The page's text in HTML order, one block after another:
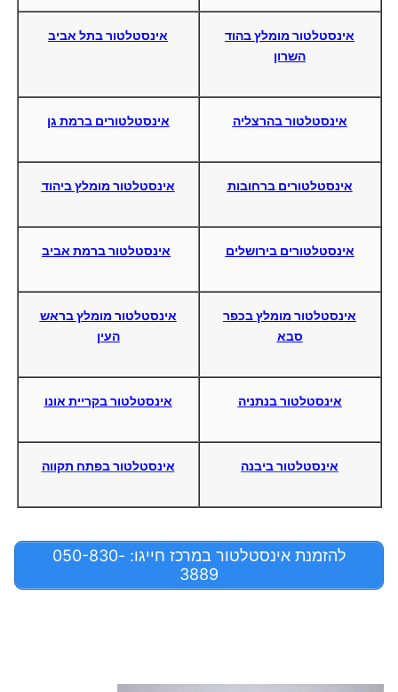
אינסטלטור מומלץ בהוד
השרון
אינסטלטור בתל אביב
אינסטלטור בהרצליה אינסטלטורים ברמת גן
אינסטלטורים ברחובות אינסטלטור מומלץ ביהוד
אינסטלטורים בירושלים אינסטלטור ברמת אביב
אינסטלטור מומלץ בכפר
סבא
אינסטלטור מומלץ בראש
העין
אינסטלטור בנתניה אינסטלטור בקריית אונו
אינסטלטור ביבנה אינסטלטור בפתח תקווה
להזמנת אינסטלטור במרכז חייגו: 050-830-
3889